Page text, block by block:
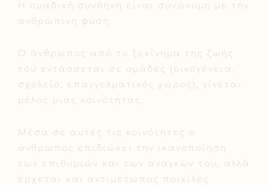
Η ομαδική συνθήκη είναι συνώνυμη με την
ανθρώπινη φύση.
Ο άνθρωπος από το ξεκίνημα της ζωής
του εντάσσεται σε ομάδες (οικογένεια,
σχολείο, επαγγελματικός χώρος), γίνεται
μέλος μιας κοινότητας.
Μέσα σε αυτές τις κοινότητες ο
άνθρωπος επιδιώκει την ικανοποίηση
των επιθυμιών και των αναγκών του, αλλά
έρχεται και αντιμέτωπος ποικίλες